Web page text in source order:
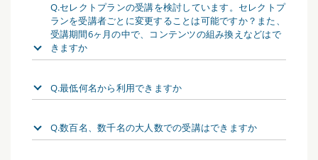
Q.セレクトプランの受講を検討しています。セレクトプ
ランを受講者ごとに変更することは可能ですか？また、
受講期間6ヶ月の中で、コンテンツの組み換えなどはで
きますか
Q.最低何名から利用できますか
Q.数百名、数千名の大人数での受講はできますか